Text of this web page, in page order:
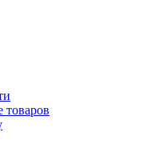
товаров